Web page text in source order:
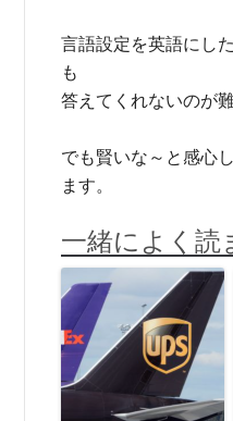
言語設定を英語にし
も
答えてくれないのが
でも賢いな～と感心
ます。
一緒によく読